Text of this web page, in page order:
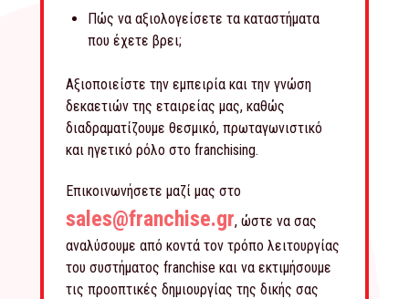
Πώς να αξιολογείσετε τα καταστήματα
που έχετε βρει;
Αξιοποιείστε την εμπειρία και την γνώση
δεκαετιών της εταιρείας μας, καθώς
διαδραματίζουμε θεσμικό, πρωταγωνιστικό
και ηγετικό ρόλο στο franchising.
Επικοινωνήσετε μαζί μας στο
sales@franchise.gr, ώστε να σας
αναλύσουμε από κοντά τον τρόπο λειτουργίας
του συστήματος franchise και να εκτιμήσουμε
τις προοπτικές δημιουργίας της δικής σας